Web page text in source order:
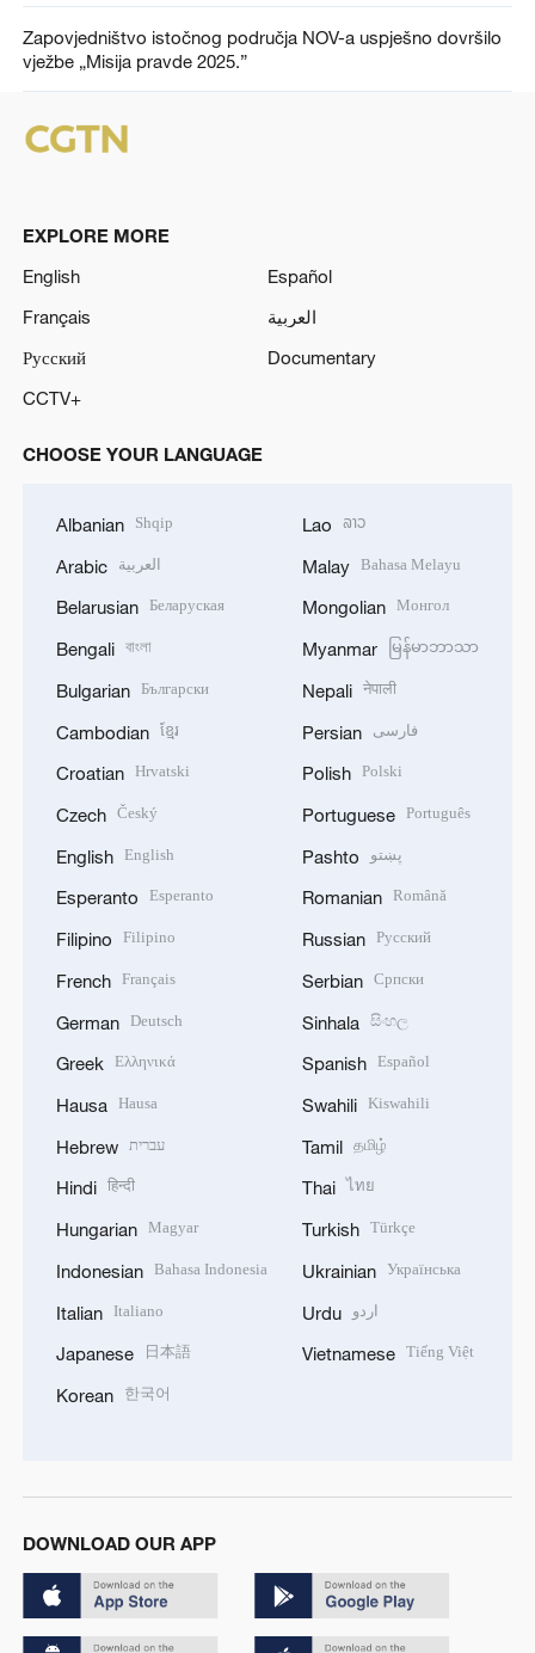
Zapovjedništvo istočnog područja NOV-a uspješno dovršilo
vježbe „Misija pravde 2025.”
EXPLORE MORE
English
Español
Français
العربية
Русский
Documentary
CCTV+
CHOOSE YOUR LANGUAGE
Albanian Shqip
Arabic العربية
Belarusian Беларуская
Bengali বাংলা
Bulgarian Български
Cambodian ខ្មែរ
Croatian Hrvatski
Czech Český
English English
Esperanto Esperanto
Filipino Filipino
French Français
German Deutsch
Greek Ελληνικά
Hausa Hausa
Hebrew עברית
Hindi हिन्दी
Hungarian Magyar
Indonesian Bahasa Indonesia
Italian Italiano
Japanese 日本語
Korean 한국어
Lao ລາວ
Malay Bahasa Melayu
Mongolian Монгол
Myanmar မြန်မာဘာသာ
Nepali नेपाली
Persian فارسی
Polish Polski
Portuguese Português
Pashto پښتو
Romanian Română
Russian Русский
Serbian Српски
Sinhala සිංහල
Spanish Español
Swahili Kiswahili
Tamil தமிழ்
Thai ไทย
Turkish Türkçe
Ukrainian Українська
Urdu اردو
Vietnamese Tiếng Việt
DOWNLOAD OUR APP